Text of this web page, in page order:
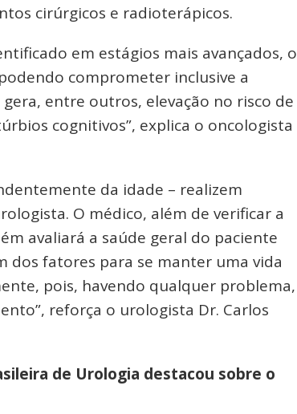
cirúrgicos e radioterápicos.
em estágios mais avançados, o
comprometer inclusive a
entre outros, elevação no risco de
cognitivos”, explica o oncologista
da idade – realizem
O médico, além de verificar a
avaliará a saúde geral do paciente
dos fatores para se manter uma vida
pois, havendo qualquer problema,
reforça o urologista Dr. Carlos
de Urologia destacou sobre o